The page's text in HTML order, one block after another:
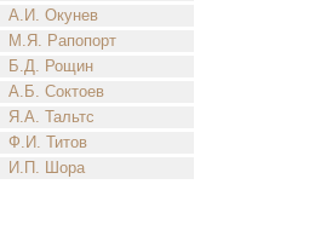
А.И. Окунев
М.Я. Рапопорт
Б.Д. Рощин
А.Б. Соктоев
Я.А. Тальтс
Ф.И. Титов
И.П. Шора